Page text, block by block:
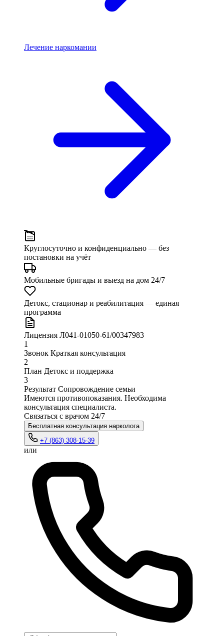
Лечение наркомании
Круглосуточно и конфиденциально — без
постановки на учёт
Мобильные бригады и выезд на дом 24/7
Детокс, стационар и реабилитация — единая
программа
Лицензия Л041-01050-61/00347983
1
Звонок Краткая консультация
2
План Детокс и поддержка
3
Результат Сопровождение семьи
Имеются противопоказания. Необходима
консультация специалиста.
Связаться с врачом 24/7
Бесплатная консультация нарколога
+7 (863) 308-15-39
или